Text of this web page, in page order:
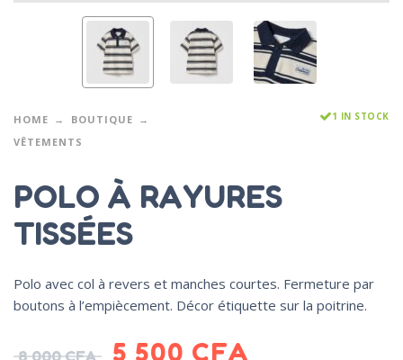
HOME
BOUTIQUE
VÊTEMENTS
1 IN STOCK
POLO À RAYURES
TISSÉES
Polo avec col à revers et manches courtes. Fermeture par
boutons à l’empiècement. Décor étiquette sur la poitrine.
8 000CFA 5 500 CFA